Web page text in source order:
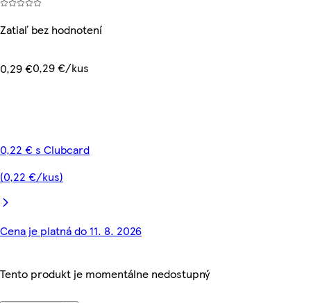
Zatiaľ bez hodnotení
0,29 €0,29 €/kus
0,22 € s Clubcard
(0,22 €/kus)
Cena je platná do 11. 8. 2026
Tento produkt je momentálne nedostupný